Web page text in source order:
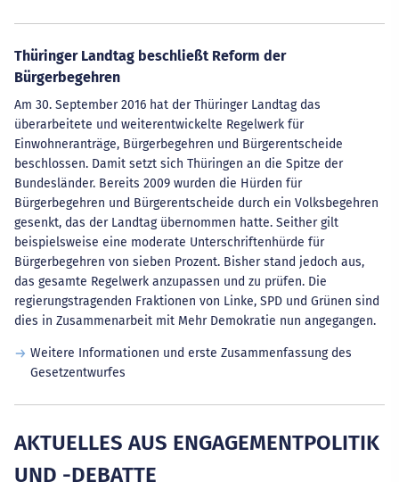
Thüringer Landtag beschließt Reform der
Bürgerbegehren
Am 30. September 2016 hat der Thüringer Landtag das
überarbeitete und weiterentwickelte Regelwerk für
Einwohneranträge, Bürgerbegehren und Bürgerentscheide
beschlossen. Damit setzt sich Thüringen an die Spitze der
Bundesländer. Bereits 2009 wurden die Hürden für
Bürgerbegehren und Bürgerentscheide durch ein Volksbegehren
gesenkt, das der Landtag übernommen hatte. Seither gilt
beispielsweise eine moderate Unterschriftenhürde für
Bürgerbegehren von sieben Prozent. Bisher stand jedoch aus,
das gesamte Regelwerk anzupassen und zu prüfen. Die
regierungstragenden Fraktionen von Linke, SPD und Grünen sind
dies in Zusammenarbeit mit Mehr Demokratie nun angegangen.
Weitere Informationen und erste Zusammenfassung des
Gesetzentwurfes
AKTUELLES AUS ENGAGEMENTPOLITIK
UND -DEBATTE